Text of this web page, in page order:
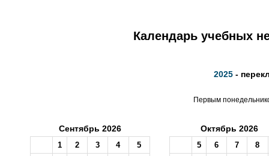
Календарь учебных
2025 -
Первым
Сентябрь 2026
1 2 3 4
5
Октябрь 2026
5 6 7
8